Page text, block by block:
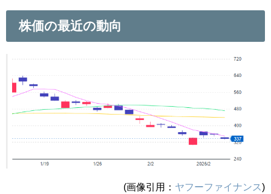
株価の最近の動向
(画像引用： ヤフーファイナンス)